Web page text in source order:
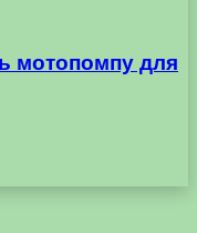
мотопомпу для